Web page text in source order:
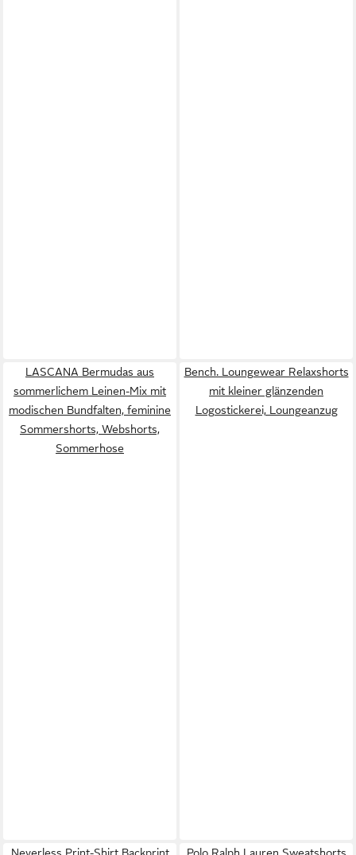
LASCANA Bermudas aus
sommerlichem Leinen-Mix mit
modischen Bundfalten, feminine
Sommershorts, Webshorts,
Sommerhose
Bench. Loungewear Relaxshorts
mit kleiner glänzenden
Logostickerei, Loungeanzug
Neverless Print-Shirt Backprint Polo Ralph Lauren Sweatshorts